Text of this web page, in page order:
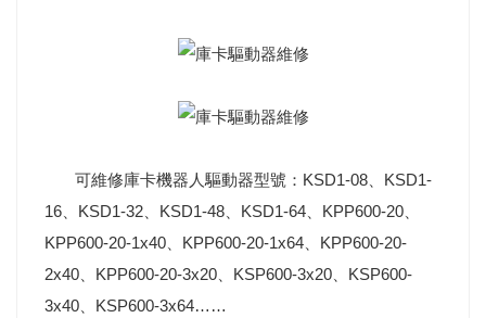
可維修庫卡機器人驅動器型號：KSD1-08、KSD1-
16、KSD1-32、KSD1-48、KSD1-64、KPP600-20、
KPP600-20-1x40、KPP600-20-1x64、KPP600-20-
2x40、KPP600-20-3x20、KSP600-3x20、KSP600-
3x40、KSP600-3x64……